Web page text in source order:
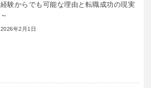
経験からでも可能な理由と転職成功の現実
～
2026年2月1日